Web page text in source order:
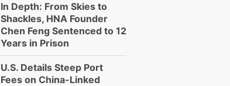
In Depth: From Skies to
Shackles, HNA Founder
Chen Feng Sentenced to 12
Years in Prison
U.S. Details Steep Port
Fees on China-Linked